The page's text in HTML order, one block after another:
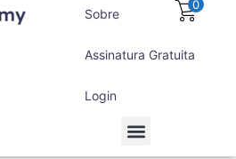
Sobre
Assinatura Gratuita
Login
0